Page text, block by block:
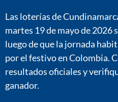
Las loterías de
martes 19 de mayo de 2026
luego de que la jornada
por el festivo en Colombia.
resultados oficiales y
ganador.